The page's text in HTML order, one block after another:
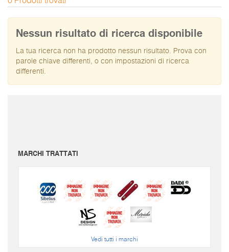
Nessun risultato di ricerca disponibile
La tua ricerca non ha prodotto nessun risultato. Prova con
parole chiave differenti, o con impostazioni di ricerca
differenti.
MARCHI TRATTATI
Vedi tutti i marchi